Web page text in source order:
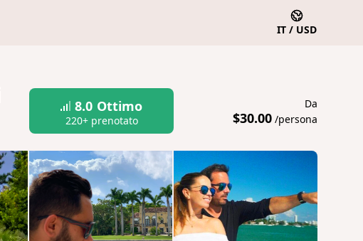
IT / USD
8.0 Ottimo
220+ prenotato
Da
$30.00 /persona